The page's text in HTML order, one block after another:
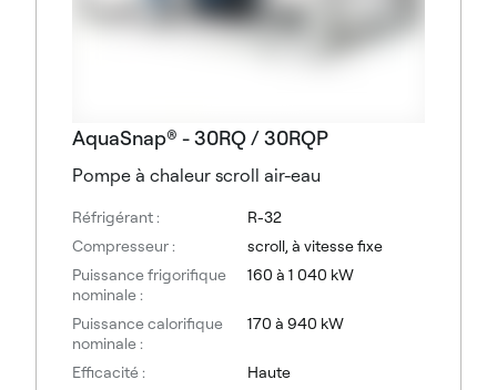
AquaSnap® - 30RQ / 30RQP
Pompe à chaleur scroll air-eau
Réfrigérant :
R-32
Compresseur :
scroll, à vitesse fixe
Puissance frigorifique
nominale :
160 à 1 040 kW
Puissance calorifique
nominale :
170 à 940 kW
Efficacité :
Haute